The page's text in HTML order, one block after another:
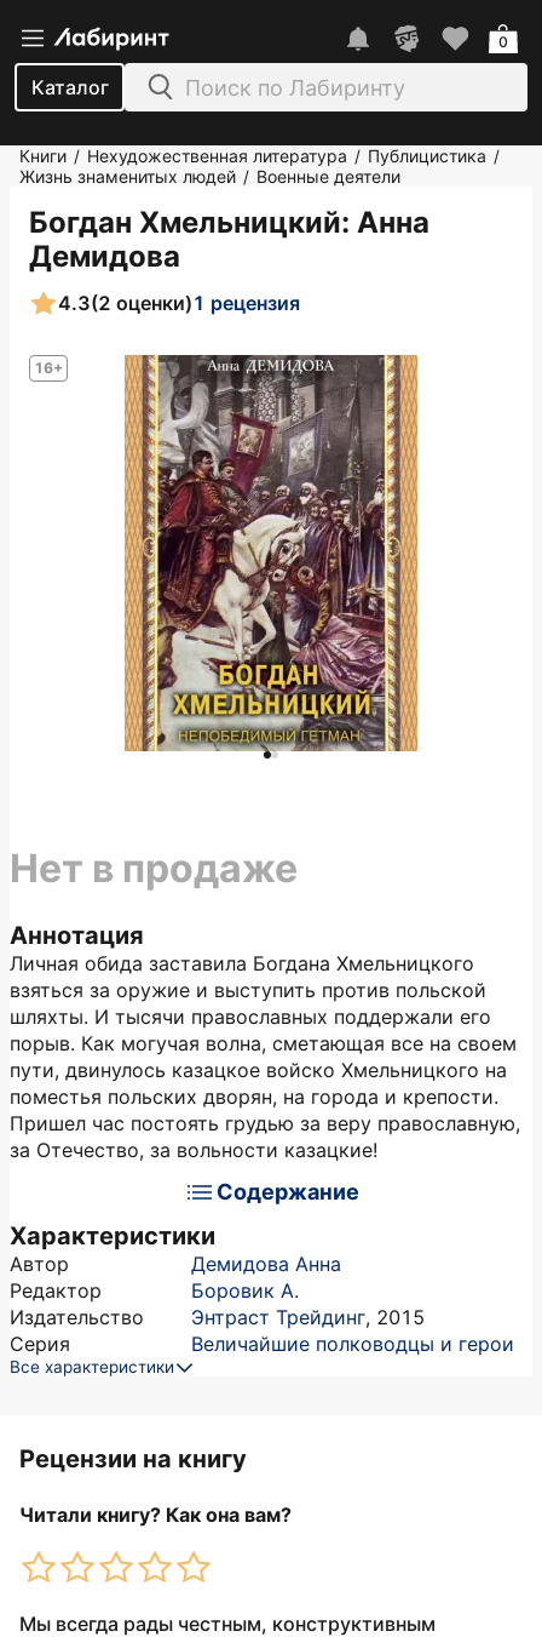
Каталог
0
Книги / Нехудожественная литература / Публицистика /
Жизнь знаменитых людей / Военные деятели
Богдан Хмельницкий: Анна
Демидова
16+
4.3(2 оценки)1 рецензия
Аннотация
Личная обида заставила Богдана Хмельницкого
взяться за оружие и выступить против польской
шляхты. И тысячи православных поддержали его
порыв. Как могучая волна, сметающая все на своем
пути, двинулось казацкое войско Хмельницкого на
поместья польских дворян, на города и крепости.
Пришел час постоять грудью за веру православную,
за Отечество, за вольности казацкие!
Содержание
Характеристики
Автор
Демидова Анна
Редактор
Боровик А.
Издательство
Энтраст Трейдинг, 2015
Серия
Величайшие полководцы и герои
Все характеристики
Нет в продаже
Рецензии на книгу
Читали книгу? Как она вам?
Мы всегда рады честным, конструктивным